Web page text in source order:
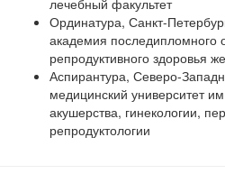
Ординатура, Санкт-
академия последипломного
репродуктивного здоровья
Аспирантура, Северо-
медицинский университет
акушерства, гинекологии,
репродуктологии